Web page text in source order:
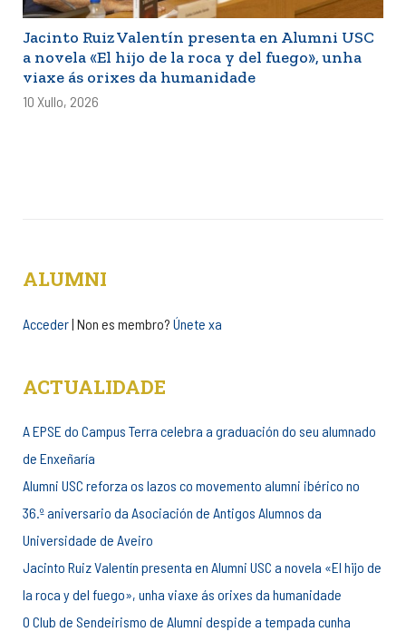
Jacinto Ruiz Valentín presenta en Alumni USC
a novela «El hijo de la roca y del fuego», unha
viaxe ás orixes da humanidade
10 Xullo, 2026
ALUMNI
Acceder| Non es membro? Únete xa
ACTUALIDADE
A EPSE do Campus Terra celebra a graduación do seu alumnado
de Enxeñaría
Alumni USC reforza os lazos co movemento alumni ibérico no
36.º aniversario da Asociación de Antigos Alumnos da
Universidade de Aveiro
Jacinto Ruiz Valentín presenta en Alumni USC a novela «El hijo de
la roca y del fuego», unha viaxe ás orixes da humanidade
O Club de Sendeirismo de Alumni despide a tempada cunha